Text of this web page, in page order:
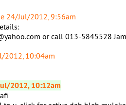
24/Jul/2012, 9:56am
or call 013-5845528
2012, 10:04am
2012, 10:12am